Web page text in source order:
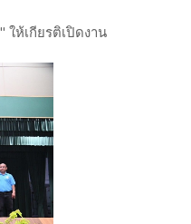
ห้เกียรติเปิดงาน